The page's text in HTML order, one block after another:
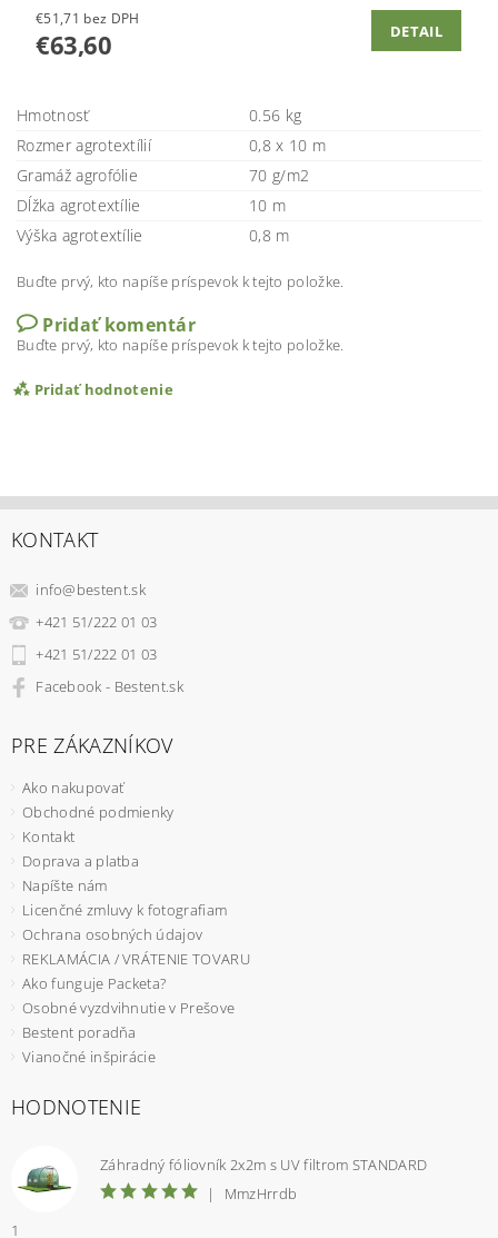
€51,71 bez DPH
€63,60 DETAIL
Hmotnosť
0.56 kg
Rozmer agrotextílií
0,8 x 10 m
Gramáž agrofólie
70 g/m2
Dĺžka agrotextílie
10 m
Výška agrotextílie
0,8 m
Buďte prvý, kto napíše príspevok k tejto položke.
Pridať komentár
Buďte prvý, kto napíše príspevok k tejto položke.
Pridať hodnotenie
KONTAKT
info@bestent.sk
+421 51/222 01 03
+421 51/222 01 03
Facebook - Bestent.sk
PRE ZÁKAZNÍKOV
Ako nakupovať
Obchodné podmienky
Kontakt
Doprava a platba
Napíšte nám
Licenčné zmluvy k fotografiam
Ochrana osobných údajov
REKLAMÁCIA / VRÁTENIE TOVARU
Ako funguje Packeta?
Osobné vyzdvihnutie v Prešove
Bestent poradňa
Vianočné inšpirácie
HODNOTENIE
Záhradný fóliovník 2x2m s UV filtrom STANDARD
|
MmzHrrdb
1